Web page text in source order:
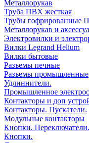
Металлорукав
Труба ПВХ жесткая
Трубы гофрированные
Металлорукав и
Электровилки и
Вилки Legrand Helium
Вилки бытовые
Разъемы печные
Разъемы промышленные
Удлиннители.
Промышленное
Контакторы и доп
Контакторы. Пускатели.
Модульные контакторы
Кнопки.
Кнопки.